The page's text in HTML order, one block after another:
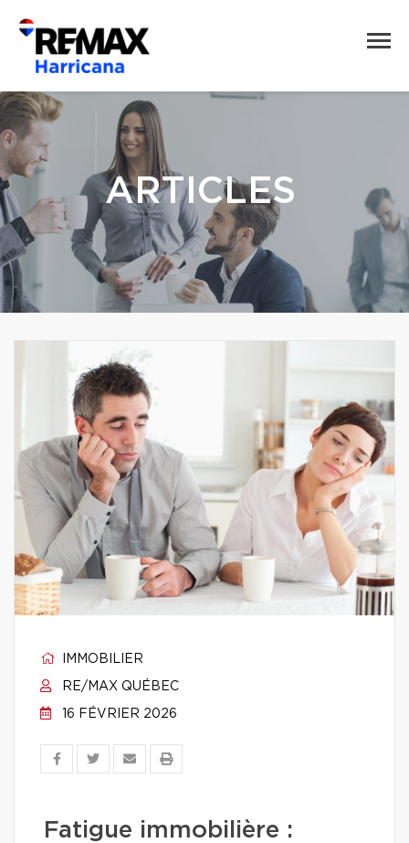
ARTICLES
IMMOBILIER
RE/MAX QUÉBEC
16 FÉVRIER 2026
Fatigue immobilière :